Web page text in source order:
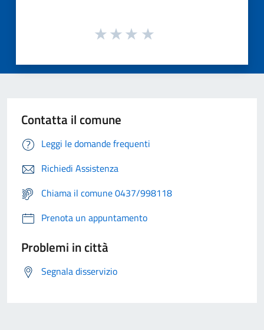
Contatta il comune
Leggi le domande frequenti
Richiedi Assistenza
Chiama il comune 0437/998118
Prenota un appuntamento
Problemi in città
Segnala disservizio